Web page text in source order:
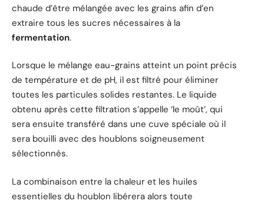
chaude d’être mélangée avec les grains afin d’en
extraire tous les sucres nécessaires à la
fermentation.
Lorsque le mélange eau-grains atteint un point précis
de température et de pH, il est filtré pour éliminer
toutes les particules solides restantes. Le liquide
obtenu après cette filtration s’appelle ‘le moût’, qui
sera ensuite transféré dans une cuve spéciale où il
sera bouilli avec des houblons soigneusement
sélectionnés.
La combinaison entre la chaleur et les huiles
essentielles du houblon libérera alors toute